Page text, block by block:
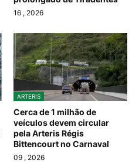
16 , 2026
ARTERIS
Cerca de 1 milhão de
veículos devem circular
pela Arteris Régis
Bittencourt no Carnaval
09 , 2026